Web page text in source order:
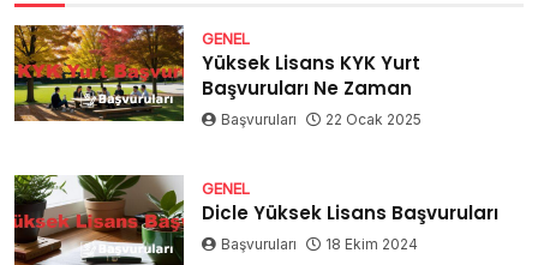
GENEL
Yüksek Lisans KYK Yurt
Başvuruları Ne Zaman
Başvuruları 22 Ocak 2025
GENEL
Dicle Yüksek Lisans Başvuruları
Başvuruları 18 Ekim 2024